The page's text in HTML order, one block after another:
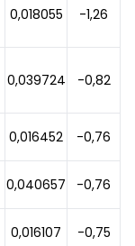
0,018055 -1,26
0,039724 -0,82
0,016452 -0,76
0,040657 -0,76
0,016107 -0,75